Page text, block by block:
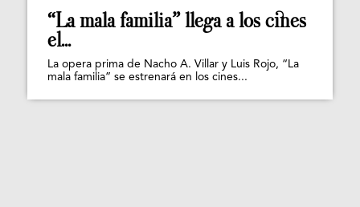
“La mala familia” llega a los cines
el...
La opera prima de Nacho A. Villar y Luis Rojo, “La
mala familia” se estrenará en los cines...